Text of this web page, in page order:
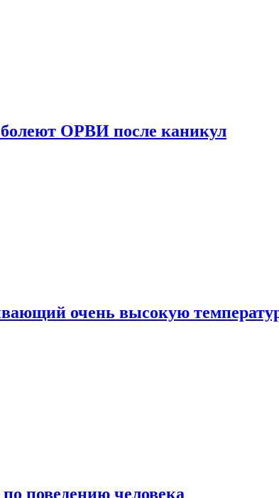
ОРВИ после каникул
очень высокую
поведению человека